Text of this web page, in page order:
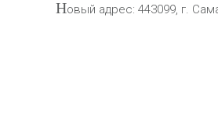
Новый адрес: 443099, г.